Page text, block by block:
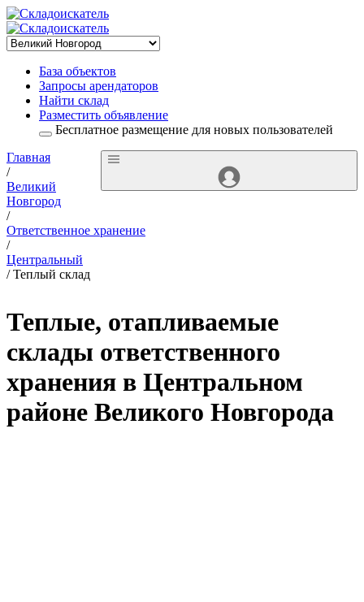
База объектов
Запросы арендаторов
Найти склад
Разместить объявление
Бесплатное размещение для новых пользователей
Главная
/
Великий
Новгород
/
Ответственное хранение
/
Центральный
/ Теплый склад
Теплые, отапливаемые
склады ответственного
хранения в Центральном
районе Великого Новгорода